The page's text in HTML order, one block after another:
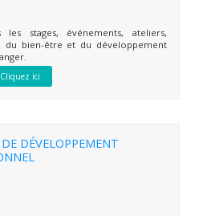
stages, événements, ateliers,
du bien-être et du développement
Cliquez ici
DÉVELOPPEMENT